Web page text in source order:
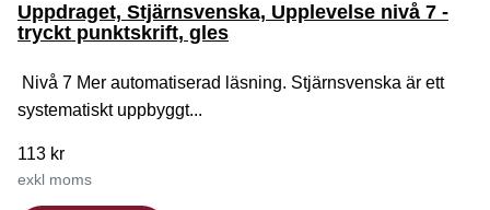
Uppdraget, Stjärnsvenska, Upplevelse nivå 7 -
tryckt punktskrift, gles
Nivå 7 Mer automatiserad läsning. Stjärnsvenska är ett
systematiskt uppbyggt...
113 kr
exkl moms